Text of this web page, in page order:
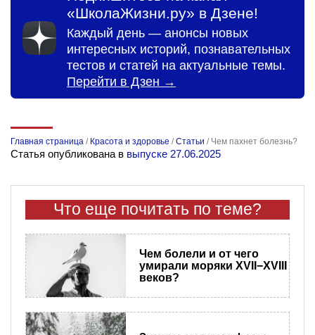
«ШколаЖизни.ру» в Дзене!
Каждый день — анонсы новых
интересных историй, познавательных
тестов и статей на актуальные темы.
Перейти в Дзен →
Главная страница / Красота и здоровье /Статьи / Чем пахнет болезнь?
Статья опубликована в выпуске 27.06.2025
Что еще почитать по теме?
Чем болели и от чего
умирали моряки XVII−XVIII
веков?